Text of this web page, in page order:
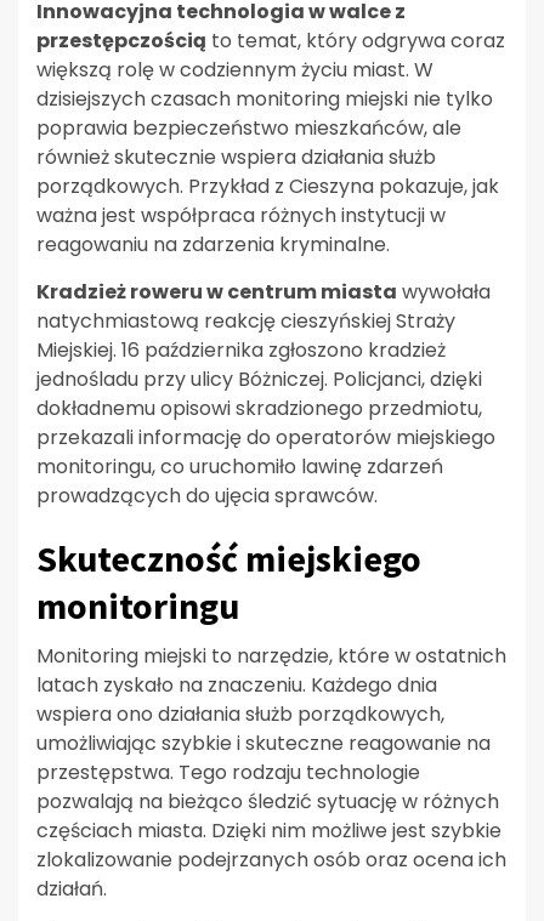
Innowacyjna technologia w walce z
przestępczością to temat, który odgrywa coraz
większą rolę w codziennym życiu miast. W
dzisiejszych czasach monitoring miejski nie tylko
poprawia bezpieczeństwo mieszkańców, ale
również skutecznie wspiera działania służb
porządkowych. Przykład z Cieszyna pokazuje, jak
ważna jest współpraca różnych instytucji w
reagowaniu na zdarzenia kryminalne.
Kradzież roweru w centrum miasta wywołała
natychmiastową reakcję cieszyńskiej Straży
Miejskiej. 16 października zgłoszono kradzież
jednośladu przy ulicy Bóżniczej. Policjanci, dzięki
dokładnemu opisowi skradzionego przedmiotu,
przekazali informację do operatorów miejskiego
monitoringu, co uruchomiło lawinę zdarzeń
prowadzących do ujęcia sprawców.
Skuteczność miejskiego
monitoringu
Monitoring miejski to narzędzie, które w ostatnich
latach zyskało na znaczeniu. Każdego dnia
wspiera ono działania służb porządkowych,
umożliwiając szybkie i skuteczne reagowanie na
przestępstwa. Tego rodzaju technologie
pozwalają na bieżąco śledzić sytuację w różnych
częściach miasta. Dzięki nim możliwe jest szybkie
zlokalizowanie podejrzanych osób oraz ocena ich
działań.